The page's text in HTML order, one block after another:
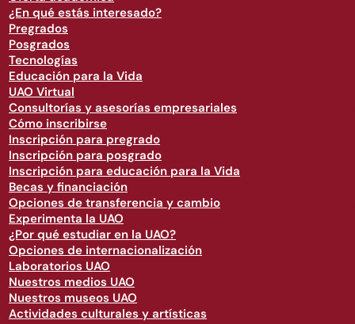
¿En qué estás interesado?
Pregrados
Posgrados
Tecnologías
Educación para la Vida
UAO Virtual
Consultorías y asesorías empresariales
Cómo inscribirse
Inscripción para pregrado
Inscripción para posgrado
Inscripción para educación para la Vida
Becas y financiación
Opciones de transferencia y cambio
Experimenta la UAO
¿Por qué estudiar en la UAO?
Opciones de internacionalización
Laboratorios UAO
Nuestros medios UAO
Nuestros museos UAO
Actividades culturales y artísticas